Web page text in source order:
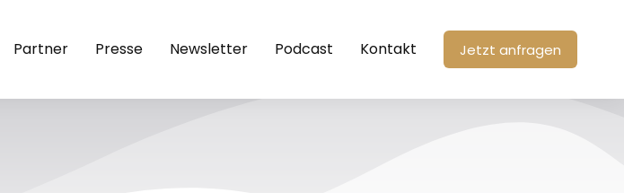
Partner Presse Newsletter Podcast Kontakt Jetzt anfragen